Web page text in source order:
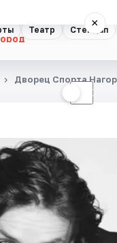
Театр Стендап
×
☾
Дворец Спорта